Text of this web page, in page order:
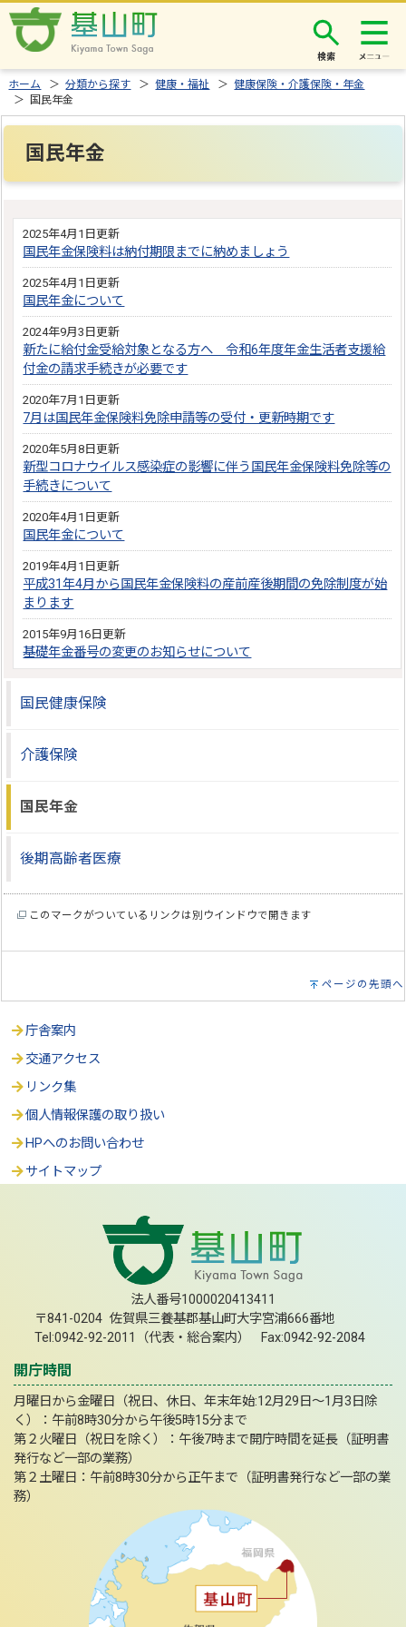
検索
ホーム ＞分類から探す ＞健康・福祉 ＞健康保険・介護保険・年金
＞ 国民年金
国民年金
2025年4月1日更新
国民年金保険料は納付期限までに納めましょう
2025年4月1日更新
国民年金について
2024年9月3日更新
新たに給付金受給対象となる方へ 令和6年度年金生活者支援給
付金の請求手続きが必要です
2020年7月1日更新
7月は国民年金保険料免除申請等の受付・更新時期です
2020年5月8日更新
新型コロナウイルス感染症の影響に伴う国民年金保険料免除等の
手続きについて
2020年4月1日更新
国民年金について
2019年4月1日更新
平成31年4月から国民年金保険料の産前産後期間の免除制度が始
まります
2015年9月16日更新
基礎年金番号の変更のお知らせについて
国民健康保険
介護保険
国民年金
後期高齢者医療
このマークがついているリンクは別ウインドウで開きます
ページの先頭へ
庁舎案内
交通アクセス
リンク集
個人情報保護の取り扱い
HPへのお問い合わせ
サイトマップ
法人番号1000020413411
〒841-0204 佐賀県三養基郡基山町大字宮浦666番地
Tel:0942-92-2011（代表・総合案内） Fax:0942-92-2084
開庁時間
月曜日から金曜日（祝日、休日、年末年始:12月29日～1月3日除
く）：午前8時30分から午後5時15分まで
第２火曜日（祝日を除く）：午後7時まで開庁時間を延長（証明書
発行など一部の業務）
第２土曜日：午前8時30分から正午まで（証明書発行など一部の業
務）